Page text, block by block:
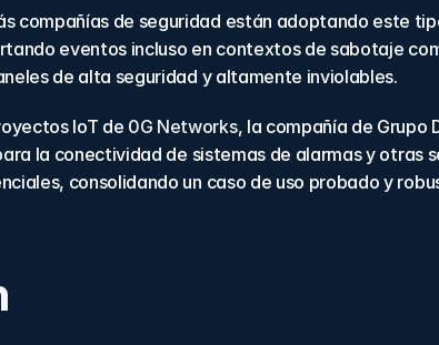
compañías de seguridad están adoptando este
eventos incluso en contextos de sabotaje
de alta seguridad y altamente inviolables.
IoT de 0G Networks, la compañía de Grupo
la conectividad de sistemas de alarmas y otras
consolidando un caso de uso probado y